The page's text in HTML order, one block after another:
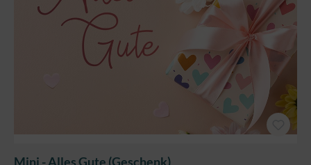
Mini - Alles Gute (Geschenk)